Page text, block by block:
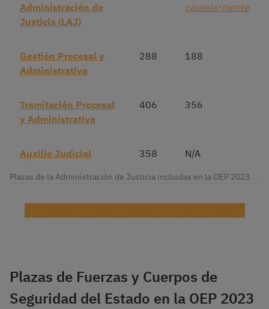
Administración de
Justicia (LAJ)
cautelarmente
Gestión Procesal y
Administrativa
288 188
Tramitación Procesal
y Administrativa
406 356
Auxilio Judicial 358 N/A
Plazas de la Administración de Justicia incluidas en la OEP 2023
Plazas de Fuerzas y Cuerpos de
Seguridad del Estado en la OEP 2023